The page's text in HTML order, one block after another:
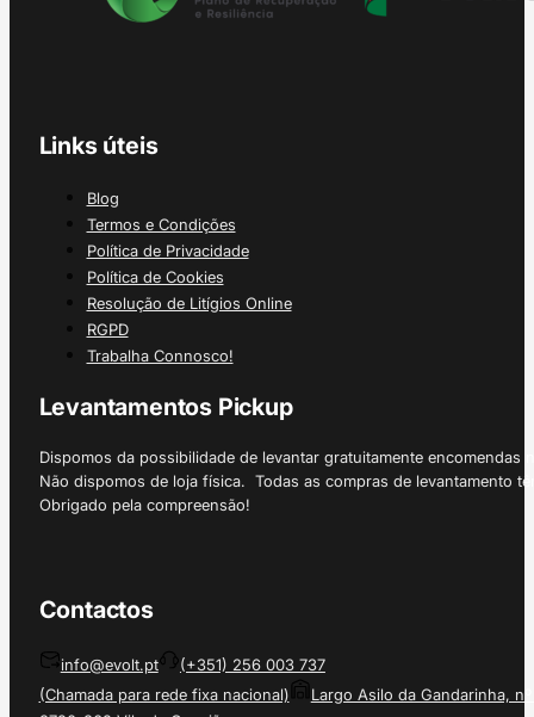
Links úteis
Blog
Termos e Condições
Política de Privacidade
Política de Cookies
Resolução de Litígios Online
RGPD
Trabalha Connosco!
Levantamentos Pickup
Dispomos da possibilidade de levantar gratuitamente
Não dispomos de loja física. Todas as compras de levantamento
Obrigado pela compreensão!
Contactos
info@evolt.pt
(+351) 256 003 737
(Chamada para rede fixa nacional)
Largo Asilo da Gandarinha, nº